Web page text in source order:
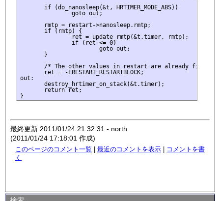
       if (do_nanosleep(&t, HRTIMER_MODE_ABS))
               goto out;
       rmtp = restart->nanosleep.rmtp;
       if (rmtp) {
               ret = update_rmtp(&t.timer, rmtp);
               if (ret <= 0)
                       goto out;
       }
/* The other values in restart are already filled
       ret = -ERESTART_RESTARTBLOCK;
out:
       destroy_hrtimer_on_stack(&t.timer);
       return ret;
最終更新 2011/01/24 21:32:31 - north
(2011/01/24 17:18:01 作成)
このページのコメント一覧 最近のコメントを表示
コメントを書
く